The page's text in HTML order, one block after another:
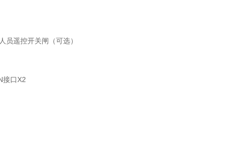
遥控开关闸（可选）
接口X2